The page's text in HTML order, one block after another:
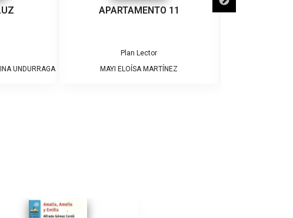
UNDURRAGA
APARTAMENTO 11
Plan Lector
MAYI ELOÍSA MARTÍNEZ